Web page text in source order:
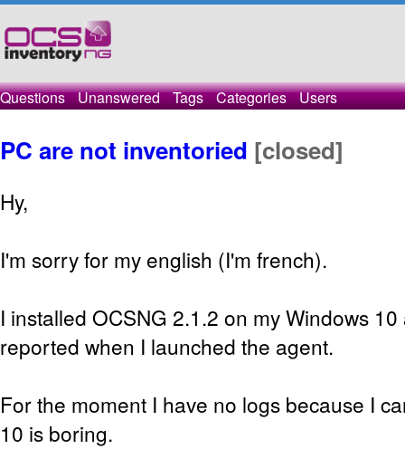
Questions Unanswered Tags Categories Users
PC are not inventoried [closed]
Hy,
I'm sorry for my english (I'm french).
I installed OCSNG 2.1.2 on my Windows
reported when I launched the agent.
For the moment I have no logs because I
10 is boring.